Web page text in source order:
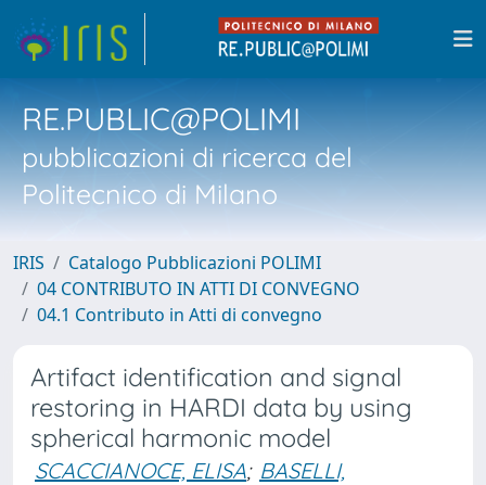
RE.PUBLIC@POLIMI
pubblicazioni di ricerca del
Politecnico di Milano
IRIS
Catalogo Pubblicazioni POLIMI
04 CONTRIBUTO IN ATTI DI CONVEGNO
04.1 Contributo in Atti di convegno
Artifact identification and signal
restoring in HARDI data by using
spherical harmonic model
SCACCIANOCE, ELISA; BASELLI,